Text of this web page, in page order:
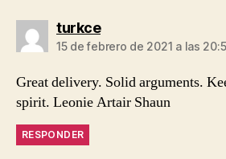
turkcedice:
15 de febrero de 2021 a las
Great delivery. Solid arguments.
spirit. Leonie Artair Shaun
RESPONDER